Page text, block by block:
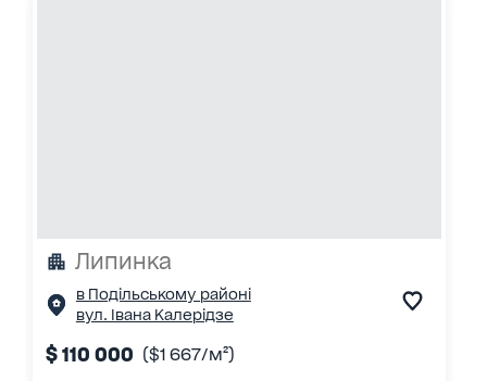
Липинка
в Подільському районі
вул. Івана Калерідзе
$ 110 000 ($1 667/м²)